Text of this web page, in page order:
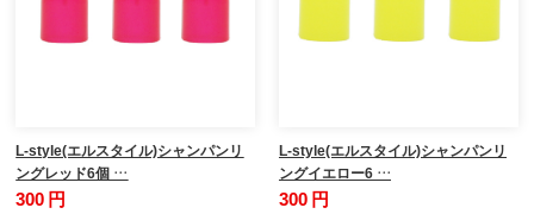
L-style(エルスタイル)シャンパンリ
ングレッド6個 …
300 円
L-style(エルスタイル)シャンパンリ
ングイエロー6 …
300 円